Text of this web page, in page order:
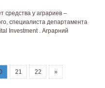
у аграриев –
специалиста департамента
Investment . Аграрний
21 22 »